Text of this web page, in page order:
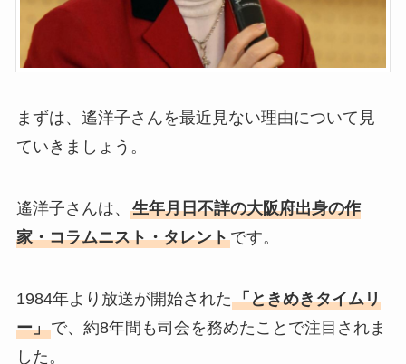
まずは、遙洋子さんを最近見ない理由について見
ていきましょう。
遙洋子さんは、 生年月日不詳の大阪府出身の作
家・コラムニスト・タレントです。
1984年より放送が開始された「ときめきタイムリ
ー」で、約8年間も司会を務めたことで注目されま
した。